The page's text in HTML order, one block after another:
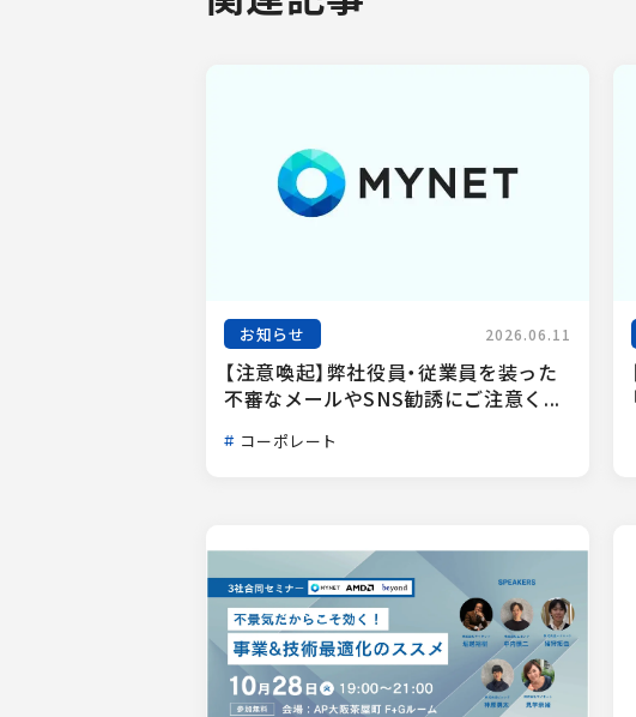
お知らせ 2026.06.11
【注意喚起】弊社役員・従業員を装った
不審なメールやSNS勧誘にご注意く...
コーポレート